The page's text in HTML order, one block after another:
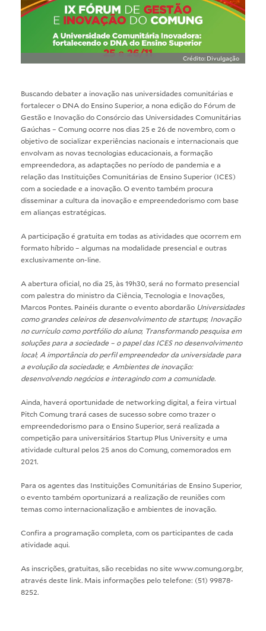
Crédito: Divulgação
Buscando debater a inovação nas universidades comunitárias e
fortalecer o DNA do Ensino Superior, a nona edição do Fórum de
Gestão e Inovação do Consórcio das Universidades Comunitárias
Gaúchas – Comung ocorre nos dias 25 e 26 de novembro, com o
objetivo de socializar experiências nacionais e internacionais que
envolvam as novas tecnologias educacionais, a formação
empreendedora, as adaptações no período de pandemia e a
relação das Instituições Comunitárias de Ensino Superior (ICES)
com a sociedade e a inovação. O evento também procura
disseminar a cultura da inovação e empreendedorismo com base
em alianças estratégicas.
A participação é gratuita em todas as atividades que ocorrem em
formato híbrido – algumas na modalidade presencial e outras
exclusivamente on-line.
A abertura oficial, no dia 25, às 19h30, será no formato presencial
com palestra do ministro da Ciência, Tecnologia e Inovações,
Marcos Pontes. Painéis durante o evento abordarão Universidades
como grandes celeiros de desenvolvimento de startups; Inovação
no currículo como portfólio do aluno; Transformando pesquisa em
soluções para a sociedade – o papel das ICES no desenvolvimento
local; A importância do perfil empreendedor da universidade para
a evolução da sociedade; e Ambientes de inovação:
desenvolvendo negócios e interagindo com a comunidade.
Ainda, haverá oportunidade de networking digital, a feira virtual
Pitch Comung trará cases de sucesso sobre como trazer o
empreendedorismo para o Ensino Superior, será realizada a
competição para universitários Startup Plus University e uma
atividade cultural pelos 25 anos do Comung, comemorados em
2021.
Para os agentes das Instituições Comunitárias de Ensino Superior,
o evento também oportunizará a realização de reuniões com
temas como internacionalização e ambientes de inovação.
Confira a programação completa, com os participantes de cada
atividade aqui.
As inscrições, gratuitas, são recebidas no site www.comung.org.br,
através deste link. Mais informações pelo telefone: (51) 99878-
8252.